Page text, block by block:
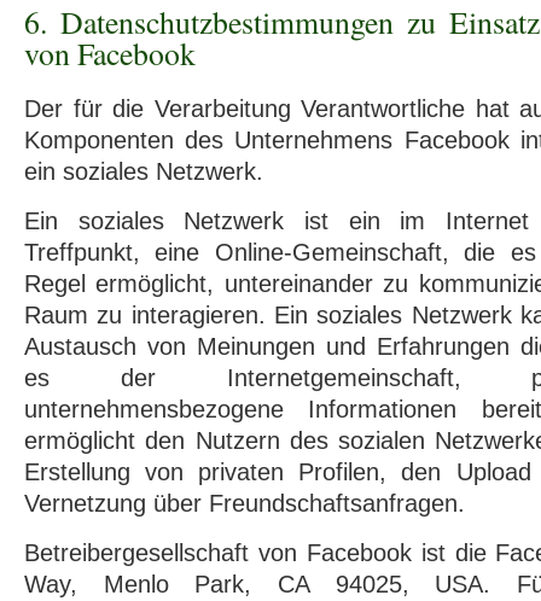
6. Datenschutzbestimmungen zu
von Facebook
Der für die Verarbeitung Verantwortliche hat
Komponenten des Unternehmens Facebook
ein soziales Netzwerk.
Ein soziales Netzwerk ist ein im Internet
Treffpunkt, eine Online-Gemeinschaft, die
Regel ermöglicht, untereinander zu
Raum zu interagieren. Ein soziales Netzwerk
Austausch von Meinungen und Erfahrungen
es der Internetgemeinschaft,
unternehmensbezogene Informationen
ermöglicht den Nutzern des sozialen
Erstellung von privaten Profilen, den
Vernetzung über Freundschaftsanfragen.
Betreibergesellschaft von Facebook ist die
Way, Menlo Park, CA 94025, USA.